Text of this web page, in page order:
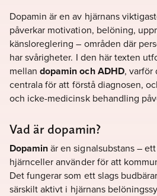
Dopamin är en av hjärnans
påverkar motivation, belöning,
känsloreglering – områden där
har svårigheter. I den här texten
mellandopamin och ADHD, varför
centrala för att förstå diagnosen,
och icke-medicinsk behandling
Vad är dopamin?
Dopaminär en signalsubstans –
hjärnceller använder för att
Det fungerar som ett slags
särskilt aktivt i hjärnans